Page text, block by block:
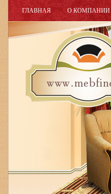
ГЛАВНАЯ О КОМПАНИИ